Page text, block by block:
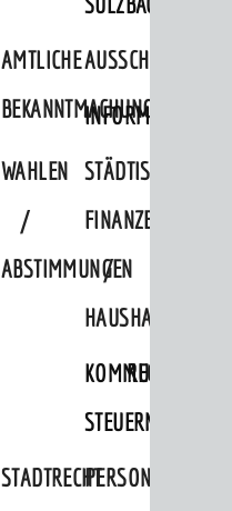
AMTLICHE
BEKANNTMACHUNGEN
WAHLEN
/
ABSTIMMUNGEN
STÄDTISCHE
FINANZEN
/
HAUSHALT
KOMMUNALE
STEUERN
STADTRECHTPERSONALRAT